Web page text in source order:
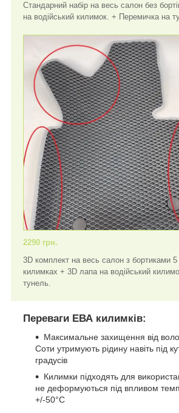
Стандарний набір на весь салон без
на водійський килимок. + Перемичка на
2290 грн.
3D комплект на весь салон з бортиками 5
килимках + 3D лапа на водійський
тунель.
Переваги ЕВА килимків:
Максимальне захищення від
Соти утримують рідину навіть під
градусів
Килимки підходять для
не деформуються під впливом
+/-50°C